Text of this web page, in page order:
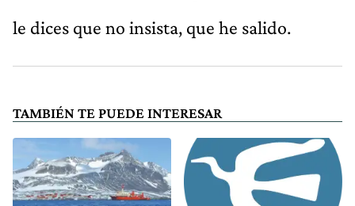
le dices que no insista, que he salido.
TAMBIÉN TE PUEDE INTERESAR